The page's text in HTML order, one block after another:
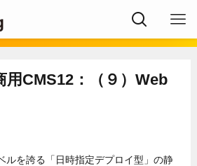
用CMS12：（９）Web
ルを誇る「日時指定デプロイ型」の静